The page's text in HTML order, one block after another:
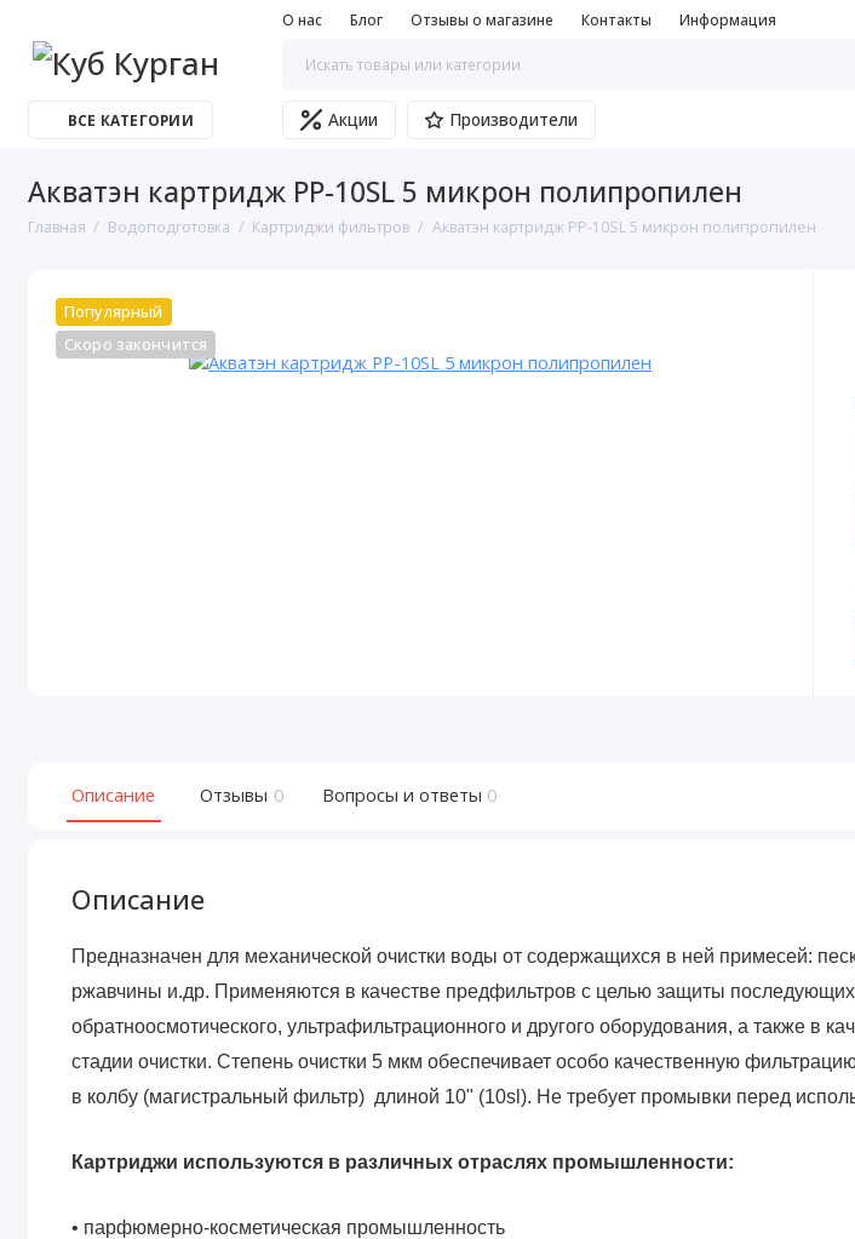
О нас Блог Отзывы о магазине Контакты Информация
ВСЕ КАТЕГОРИИ Акции Производители
Акватэн картридж РР-10SL 5 микрон полипропилен
Главная Водоподготовка Картриджи фильтров Акватэн картридж РР-10SL 5 микрон полипропилен
Популярный
Скоро закончится
Описание Отзывы 0 Вопросы и ответы 0
Описание
Предназначен для механической очистки воды от содержащихся в ней примесей:
ржавчины и.др. Применяются в качестве предфильтров с целью защиты
обратноосмотического, ультрафильтрационного и другого оборудования, а также в
стадии очистки. Степень очистки 5 мкм обеспечивает особо качественную
в колбу (магистральный фильтр) длиной 10" (10sl). Не требует промывки перед
Картриджи используются в различных отраслях промышленности:
• парфюмерно-косметическая промышленность